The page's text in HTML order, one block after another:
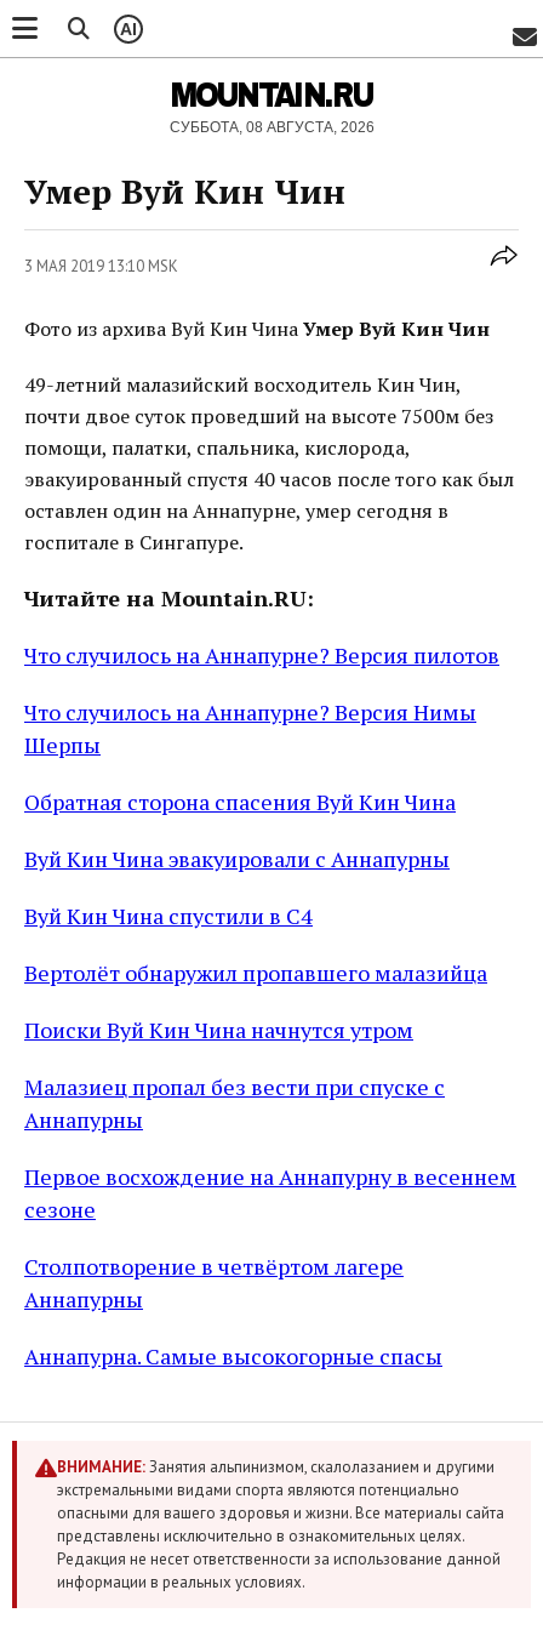
AI
MOUNTAIN.RU
СУББОТА, 08 АВГУСТА, 2026
Умер Вуй Кин Чин
3 МАЯ 2019 13:10 MSK
Фото из архива Вуй Кин ЧинаУмер Вуй Кин Чин
49-летний малазийский восходитель Кин Чин,
почти двое суток проведший на высоте 7500м без
помощи, палатки, спальника, кислорода,
эвакуированный спустя 40 часов после того как был
оставлен один на Аннапурне, умер сегодня в
госпитале в Сингапуре.
Читайте на Mountain.RU:
Что случилось на Аннапурне? Версия пилотов
Что случилось на Аннапурне? Версия Нимы
Шерпы
Обратная сторона спасения Вуй Кин Чина
Вуй Кин Чина эвакуировали с Аннапурны
Вуй Кин Чина спустили в C4
Вертолёт обнаружил пропавшего малазийца
Поиски Вуй Кин Чина начнутся утром
Малазиец пропал без вести при спуске с
Аннапурны
Первое восхождение на Аннапурну в весеннем
сезоне
Столпотворение в четвёртом лагере
Аннапурны
Аннапурна. Самые высокогорные спасы
ВНИМАНИЕ:Занятия альпинизмом, скалолазанием и другими
экстремальными видами спорта являются потенциально
опасными для вашего здоровья и жизни. Все материалы сайта
представлены исключительно в ознакомительных целях.
Редакция не несет ответственности за использование данной
информации в реальных условиях.